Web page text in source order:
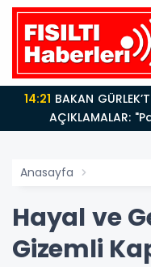
14:21
AÇIKLAMALAR:
Anasayfa
Hayal ve
Gizemli